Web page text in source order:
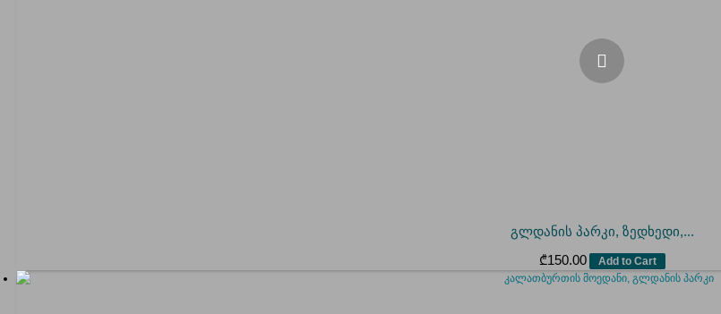
გლდანის პარკი, ზედხედი,...
₾150.00 Add to Cart